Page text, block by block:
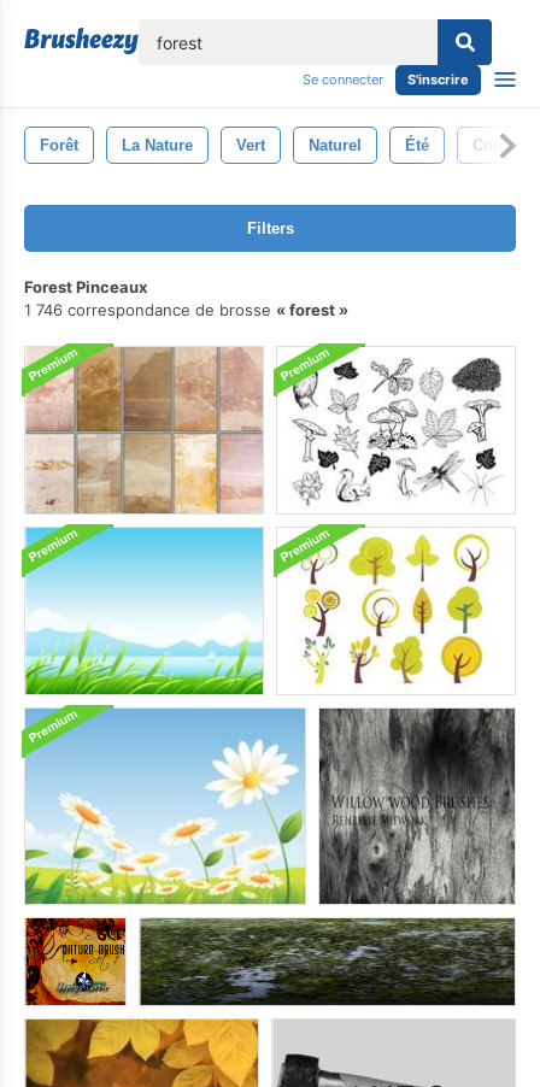
Se connecter S'inscrire
Forêt La Nature Vert Naturel Été Contexte
Filters
Forest Pinceaux
1 746 correspondance de brosse
forest